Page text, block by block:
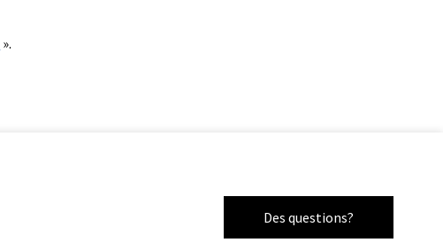
».
Des questions?